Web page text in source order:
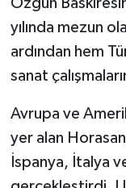
Özgün
yılında mezun
ardından hem
sanat
Avrupa ve
yer alan
İspanya, İtalya